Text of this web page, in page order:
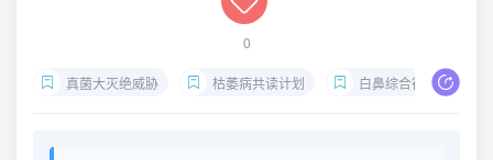
0
真菌大灭绝威胁 枯萎病共读计划 白鼻综合征真相